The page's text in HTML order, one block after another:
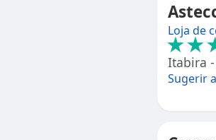
Loja de
Itabira
Sugerir